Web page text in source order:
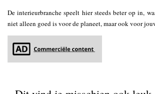
De interieurbranche speelt hier steeds beter op in,
niet alleen goed is voor de planeet, maar ook voor